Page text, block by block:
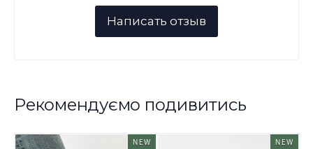
Рекомендуємо подивитись
NEW NEW